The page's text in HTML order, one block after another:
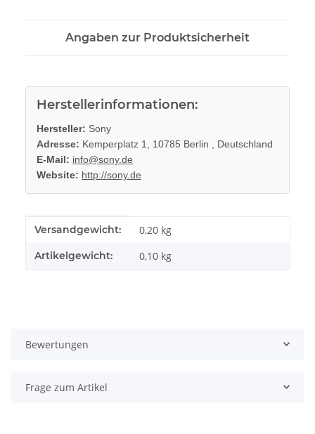
Angaben zur Produktsicherheit
Herstellerinformationen:
Hersteller: Sony
Adresse: Kemperplatz 1, 10785 Berlin , Deutschland
E-Mail: info@sony.de
Website: http://sony.de
Produkteigenschaft
Wert
Versandgewicht: 0,20 kg
Artikelgewicht: 0,10 kg
Bewertungen
Frage zum Artikel